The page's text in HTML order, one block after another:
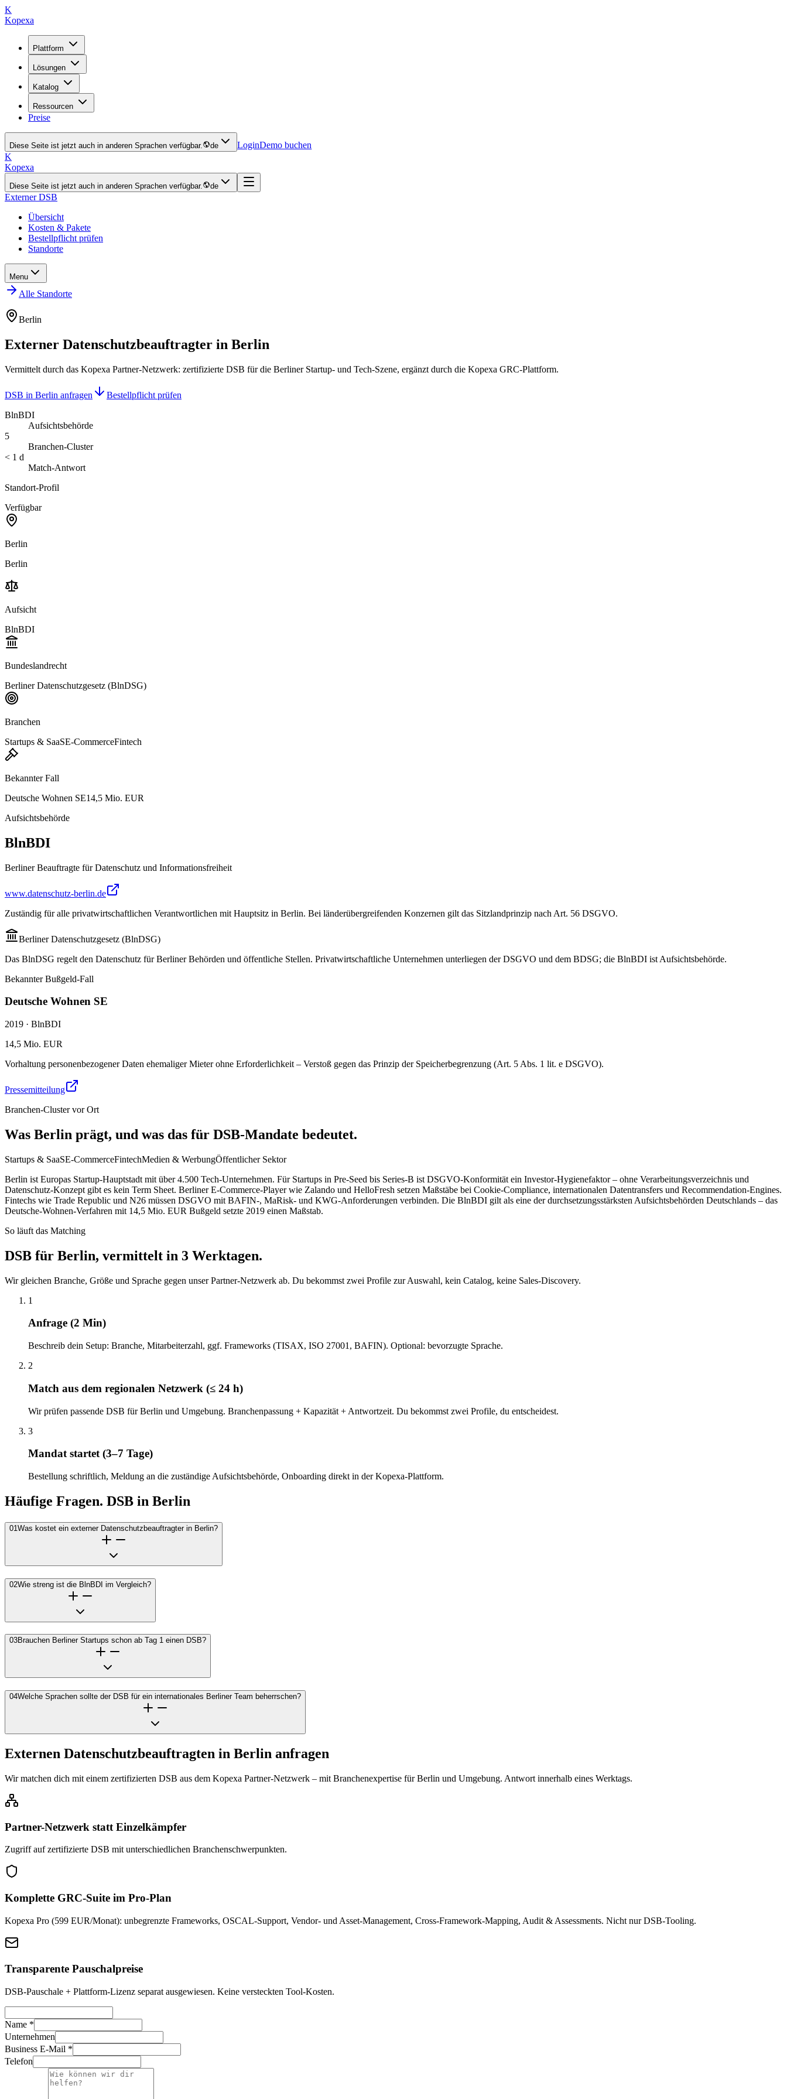
K
Kopexa
Plattform
Lösungen
Katalog
Ressourcen
Preise
Diese Seite ist jetzt auch in anderen Sprachen verfügbar. de LoginDemo buchen
K
Kopexa
Diese Seite ist jetzt auch in anderen Sprachen verfügbar. de
Externer DSB
Übersicht
Kosten & Pakete
Bestellpflicht prüfen
Standorte
Menu
Alle Standorte
Berlin
Externer Datenschutzbeauftragter in Berlin
Vermittelt durch das Kopexa Partner-Netzwerk: zertifizierte DSB für die Berliner Startup- und Tech-Szene, ergänzt durch die Kopexa GRC-Plattform.
DSB in Berlin anfragen
Bestellpflicht prüfen
BlnBDI
Aufsichtsbehörde
5
Branchen-Cluster
< 1 d
Match-Antwort
Standort-Profil
Verfügbar
Berlin
Berlin
Aufsicht
BlnBDI
Bundeslandrecht
Berliner Datenschutzgesetz (BlnDSG)
Branchen
Startups & SaaSE-CommerceFintech
Bekannter Fall
Deutsche Wohnen SE14,5 Mio. EUR
Aufsichtsbehörde
BlnBDI
Berliner Beauftragte für Datenschutz und Informationsfreiheit
www.datenschutz-berlin.de
Zuständig für alle privatwirtschaftlichen Verantwortlichen mit Hauptsitz in Berlin. Bei länderübergreifenden Konzernen gilt das Sitzlandprinzip nach Art. 56 DSGVO.
Berliner Datenschutzgesetz (BlnDSG)
Das BlnDSG regelt den Datenschutz für Berliner Behörden und öffentliche Stellen. Privatwirtschaftliche Unternehmen unterliegen der DSGVO und dem BDSG; die BlnBDI ist Aufsichtsbehörde.
Bekannter Bußgeld-Fall
Deutsche Wohnen SE
2019 · BlnBDI
14,5 Mio. EUR
Vorhaltung personenbezogener Daten ehemaliger Mieter ohne Erforderlichkeit – Verstoß gegen das Prinzip der Speicherbegrenzung (Art. 5 Abs. 1 lit. e DSGVO).
Pressemitteilung
Branchen-Cluster vor Ort
Was Berlin prägt, und was das für DSB-Mandate bedeutet.
Startups & SaaSE-CommerceFintechMedien & WerbungÖffentlicher Sektor
Berlin ist Europas Startup-Hauptstadt mit über 4.500 Tech-Unternehmen. Für Startups in Pre-Seed bis Series-B ist DSGVO-Konformität ein Investor-Hygienefaktor – ohne Verarbeitungsverzeichnis und
Datenschutz-Konzept gibt es kein Term Sheet. Berliner E-Commerce-Player wie Zalando und HelloFresh setzen Maßstäbe bei Cookie-Compliance, internationalen Datentransfers und Recommendation-Engines.
Fintechs wie Trade Republic und N26 müssen DSGVO mit BAFIN-, MaRisk- und KWG-Anforderungen verbinden. Die BlnBDI gilt als eine der durchsetzungsstärksten Aufsichtsbehörden Deutschlands – das
Deutsche-Wohnen-Verfahren mit 14,5 Mio. EUR Bußgeld setzte 2019 einen Maßstab.
So läuft das Matching
DSB für Berlin, vermittelt in 3 Werktagen.
Wir gleichen Branche, Größe und Sprache gegen unser Partner-Netzwerk ab. Du bekommst zwei Profile zur Auswahl, kein Catalog, keine Sales-Discovery.
1
Anfrage (2 Min)
Beschreib dein Setup: Branche, Mitarbeiterzahl, ggf. Frameworks (TISAX, ISO 27001, BAFIN). Optional: bevorzugte Sprache.
2
Match aus dem regionalen Netzwerk (≤ 24 h)
Wir prüfen passende DSB für Berlin und Umgebung. Branchenpassung + Kapazität + Antwortzeit. Du bekommst zwei Profile, du entscheidest.
3
Mandat startet (3–7 Tage)
Bestellung schriftlich, Meldung an die zuständige Aufsichtsbehörde, Onboarding direkt in der Kopexa-Plattform.
Häufige Fragen. DSB in Berlin
01 Was kostet ein externer Datenschutzbeauftragter in Berlin?
02Wie streng ist die BlnBDI im Vergleich?
03Brauchen Berliner Startups schon ab Tag 1 einen DSB?
04Welche Sprachen sollte der DSB für ein internationales Berliner Team beherrschen?
Externen Datenschutzbeauftragten in Berlin anfragen
Wir matchen dich mit einem zertifizierten DSB aus dem Kopexa Partner-Netzwerk – mit Branchenexpertise für Berlin und Umgebung. Antwort innerhalb eines Werktags.
Partner-Netzwerk statt Einzelkämpfer
Zugriff auf zertifizierte DSB mit unterschiedlichen Branchenschwerpunkten.
Komplette GRC-Suite im Pro-Plan
Kopexa Pro (599 EUR/Monat): unbegrenzte Frameworks, OSCAL-Support, Vendor- und Asset-Management, Cross-Framework-Mapping, Audit & Assessments. Nicht nur DSB-Tooling.
Transparente Pauschalpreise
DSB-Pauschale + Plattform-Lizenz separat ausgewiesen. Keine versteckten Tool-Kosten.
Name *
Unternehmen
Business E-Mail *
Telefon